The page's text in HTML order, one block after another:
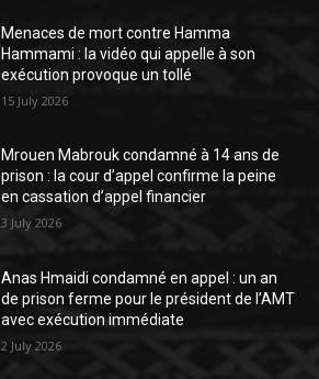
Menaces de mort contre Hamma
Hammami : la vidéo qui appelle à son
exécution provoque un tollé
15 July 2026
Mrouen Mabrouk condamné à 14 ans de
prison : la cour d’appel confirme la peine
en cassation d’appel financier
3 July 2026
Anas Hmaidi condamné en appel : un an
de prison ferme pour le président de l’AMT
avec exécution immédiate
2 July 2026